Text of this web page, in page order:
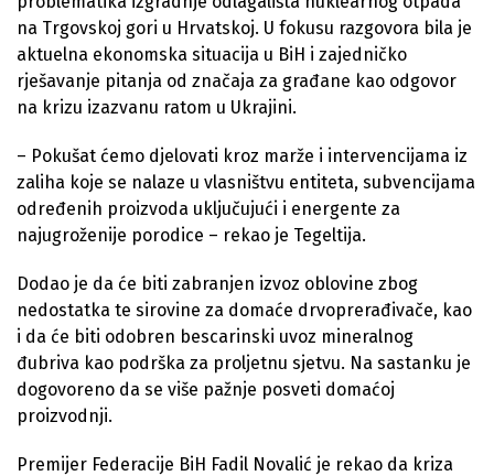
na Trgovskoj gori u Hrvatskoj. U fokusu razgovora bila je
aktuelna ekonomska situacija u BiH i zajedničko
rješavanje pitanja od značaja za građane kao odgovor
na krizu izazvanu ratom u Ukrajini.
– Pokušat ćemo djelovati kroz marže i intervencijama iz
zaliha koje se nalaze u vlasništvu entiteta, subvencijama
određenih proizvoda uključujući i energente za
najugroženije porodice – rekao je Tegeltija.
Dodao je da će biti zabranjen izvoz oblovine zbog
nedostatka te sirovine za domaće drvoprerađivače, kao
i da će biti odobren bescarinski uvoz mineralnog
đubriva kao podrška za proljetnu sjetvu. Na sastanku je
dogovoreno da se više pažnje posveti domaćoj
proizvodnji.
Premijer Federacije BiH Fadil Novalić je rekao da kriza